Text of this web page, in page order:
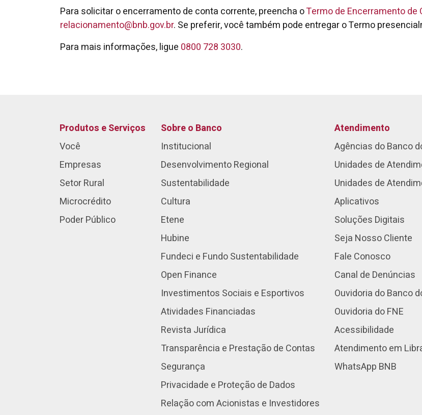
Para solicitar o encerramento de conta corrente, preencha oTermo de Encerramento de
relacionamento@bnb.gov.br. Se preferir, você também pode entregar o Termo
Para mais informações, ligue 0800 728 3030.
Produtos e Serviços
Você
Empresas
Setor Rural
Microcrédito
Poder Público
Sobre o Banco
Institucional
Desenvolvimento Regional
Sustentabilidade
Cultura
Etene
Hubine
Fundeci e Fundo Sustentabilidade
Open Finance
Investimentos Sociais e Esportivos
Atividades Financiadas
Revista Jurídica
Transparência e Prestação de Contas
Segurança
Privacidade e Proteção de Dados
Relação com Acionistas e Investidores
Atendimento
Agências do Banco
Unidades de
Unidades de
Aplicativos
Soluções Digitais
Seja Nosso Cliente
Fale Conosco
Canal de Denúncias
Ouvidoria do Banco
Ouvidoria do FNE
Acessibilidade
Atendimento em
WhatsApp BNB